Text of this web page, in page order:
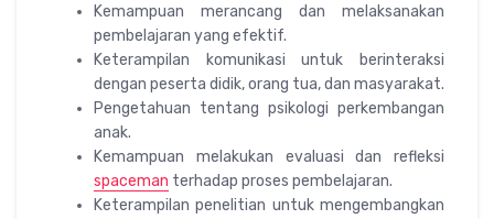
Kemampuan merancang dan melaksanakan
pembelajaran yang efektif.
Keterampilan komunikasi untuk berinteraksi
dengan peserta didik, orang tua, dan masyarakat.
Pengetahuan tentang psikologi perkembangan
anak.
Kemampuan melakukan evaluasi dan refleksi
spaceman terhadap proses pembelajaran.
Keterampilan penelitian untuk mengembangkan